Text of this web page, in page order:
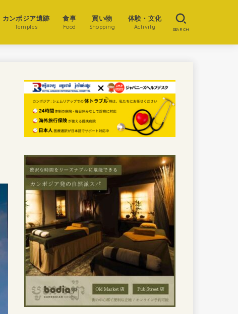
カンボジア遺跡
Temples
食事
Food
買い物
Shopping
体験・文化
Activity SEARCH